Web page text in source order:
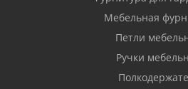
Мебельная
Петли
Ручки